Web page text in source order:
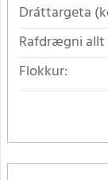
Dráttargeta
Rafdrægni allt
Flokkur: